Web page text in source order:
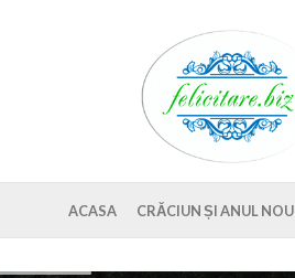
ACASA CRĂCIUN ȘI ANUL NOU